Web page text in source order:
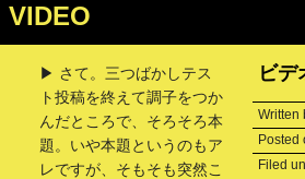
VIDEO
ビデ
Written
Posted
Filed
▶ さて。三つばかしテス
ト投稿を終えて調子をつか
んだところで、そろそろ本
題。いや本題というのもア
レですが、そもそも突然こ